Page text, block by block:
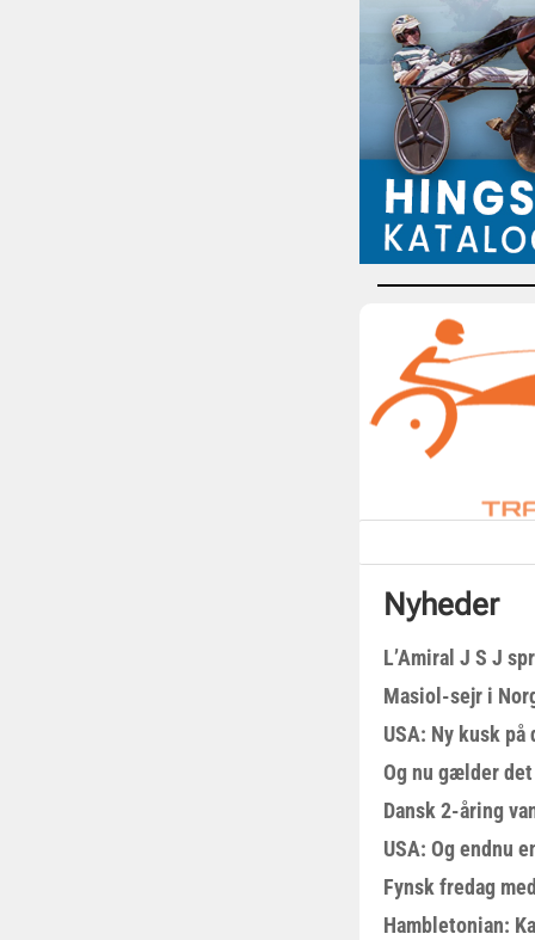
Nyheder
L’Amiral J S J
Masiol-sejr i
USA: Ny kusk på
Og nu gælder
Dansk 2-åring
USA: Og endnu
Fynsk fredag
Hambletonian: